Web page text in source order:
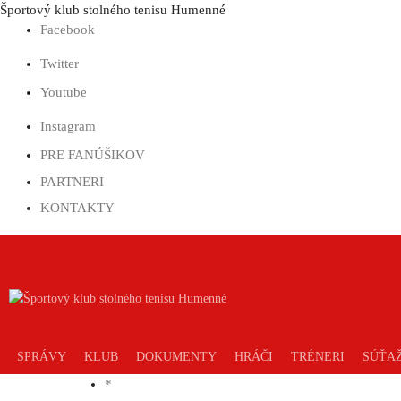
Prejsť
Športový klub stolného tenisu Humenné
Facebook
Twitter
Youtube
Instagram
PRE FANÚŠIKOV
PARTNERI
KONTAKTY
SPRÁVY KLUB DOKUMENTY HRÁČI TRÉNERI
*